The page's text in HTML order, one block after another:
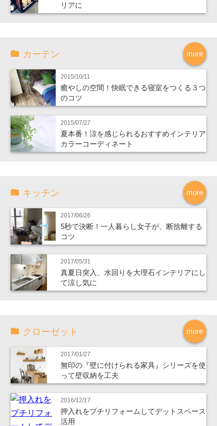
リアに
more
カーテン
2015/10/11
癒やしの空間！快眠できる寝室をつくる３つ
のコツ
2015/07/27
夏本番！涼を感じられるおすすめインテリア
カラーコーディネート
more
キッチン
2017/06/26
5秒で決断！一人暮らし女子が、断捨離する
コツ
2017/05/31
真夏日突入、水回りを大理石インテリアにし
て涼し気に
more
クローゼット
2017/01/27
無印の『壁に付けられる家具』シリーズを使
って壁収納を工夫
2016/12/17
押入れをプチリフォームしてデットスペース
活用